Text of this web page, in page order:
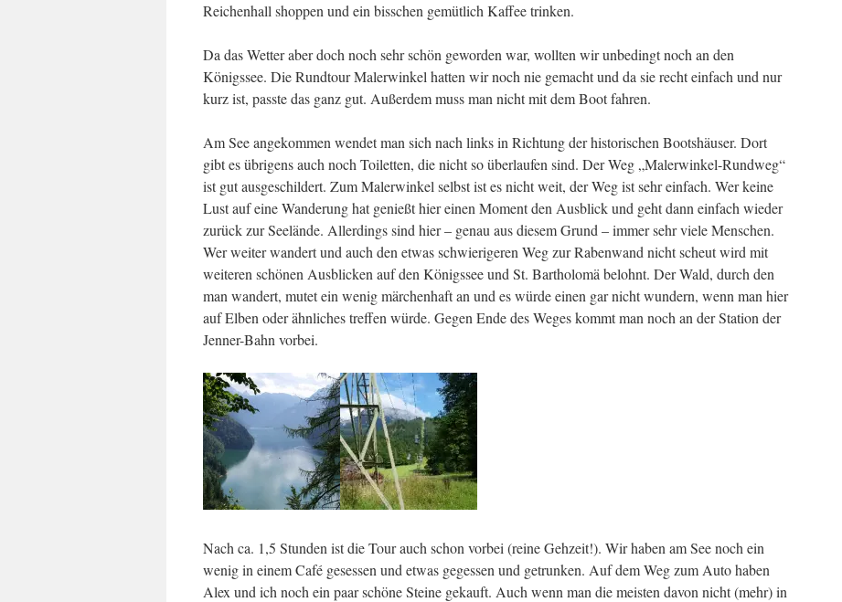
Reichenhall shoppen und ein bisschen gemütlich Kaffee trinken.
Da das Wetter aber doch noch sehr schön geworden war, wollten wir unbedingt noch an den
Königssee. Die Rundtour Malerwinkel hatten wir noch nie gemacht und da sie recht einfach und nur
kurz ist, passte das ganz gut. Außerdem muss man nicht mit dem Boot fahren.
Am See angekommen wendet man sich nach links in Richtung der historischen Bootshäuser. Dort
gibt es übrigens auch noch Toiletten, die nicht so überlaufen sind. Der Weg „Malerwinkel-Rundweg“
ist gut ausgeschildert. Zum Malerwinkel selbst ist es nicht weit, der Weg ist sehr einfach. Wer keine
Lust auf eine Wanderung hat genießt hier einen Moment den Ausblick und geht dann einfach wieder
zurück zur Seelände. Allerdings sind hier – genau aus diesem Grund – immer sehr viele Menschen.
Wer weiter wandert und auch den etwas schwierigeren Weg zur Rabenwand nicht scheut wird mit
weiteren schönen Ausblicken auf den Königssee und St. Bartholomä belohnt. Der Wald, durch den
man wandert, mutet ein wenig märchenhaft an und es würde einen gar nicht wundern, wenn man hier
auf Elben oder ähnliches treffen würde. Gegen Ende des Weges kommt man noch an der Station der
Jenner-Bahn vorbei.
Nach ca. 1,5 Stunden ist die Tour auch schon vorbei (reine Gehzeit!). Wir haben am See noch ein
wenig in einem Café gesessen und etwas gegessen und getrunken. Auf dem Weg zum Auto haben
Alex und ich noch ein paar schöne Steine gekauft. Auch wenn man die meisten davon nicht (mehr) in